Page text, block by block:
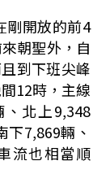
剛開放的前4
朝聖外，自
到下班尖峰
12時，主線
、北上9,348
下7,869輛、
流也相當順